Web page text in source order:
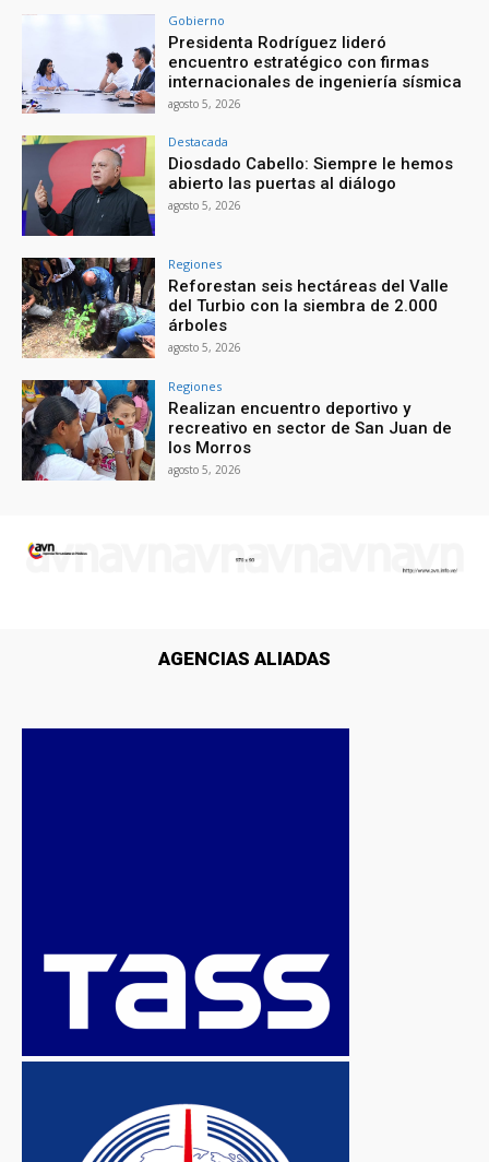
Gobierno
Presidenta Rodríguez lideró
encuentro estratégico con firmas
internacionales de ingeniería sísmica
agosto 5, 2026
Destacada
Diosdado Cabello: Siempre le hemos
abierto las puertas al diálogo
agosto 5, 2026
Regiones
Reforestan seis hectáreas del Valle
del Turbio con la siembra de 2.000
árboles
agosto 5, 2026
Regiones
Realizan encuentro deportivo y
recreativo en sector de San Juan de
los Morros
agosto 5, 2026
AGENCIAS ALIADAS